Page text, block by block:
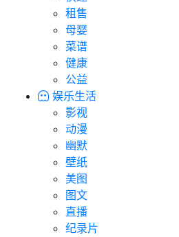
租售
母婴
菜谱
健康
公益
娱乐生活
影视
动漫
幽默
壁纸
美图
图文
直播
纪录片